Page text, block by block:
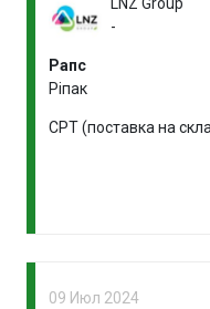
-
Рапс
Ріпак
CPT (поставка на
09 Июл 2024